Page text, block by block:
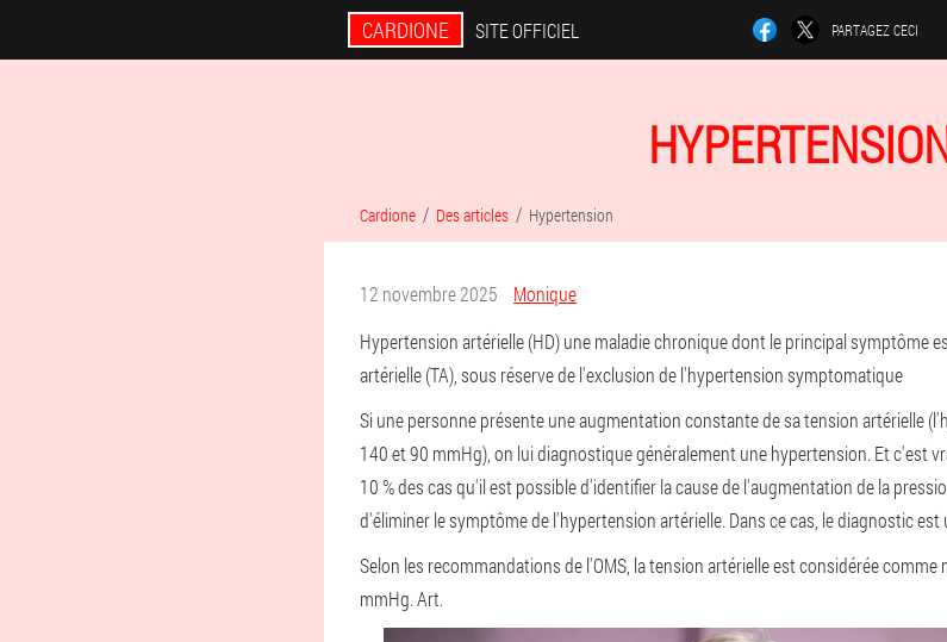
CARDIONE SITE OFFICIEL PARTAGEZ CECI
Cardione Des articles Hypertension
12 novembre 2025
Monique
Hypertension artérielle (HD)une maladie chronique dont le principal symptôme
artérielle (TA), sous réserve de l'exclusion de l'hypertension symptomatique
Si une personne présente une augmentation constante de sa tension artérielle
140 et 90 mmHg), on lui diagnostique généralement une hypertension. Et c'est
10 % des cas qu'il est possible d'identifier la cause de l'augmentation de la
d'éliminer le symptôme de l'hypertension artérielle. Dans ce cas, le diagnostic
Selon les recommandations de l'OMS, la tension artérielle est considérée comme
mmHg. Art.